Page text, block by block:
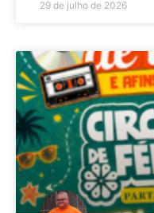
29 de julho de 2026